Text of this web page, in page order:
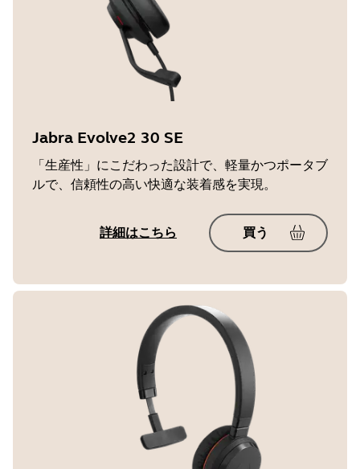
Jabra Evolve2 30 SE
「生産性」にこだわった設計で、軽量かつポータブ
ルで、信頼性の高い快適な装着感を実現。
詳細はこちら 買う